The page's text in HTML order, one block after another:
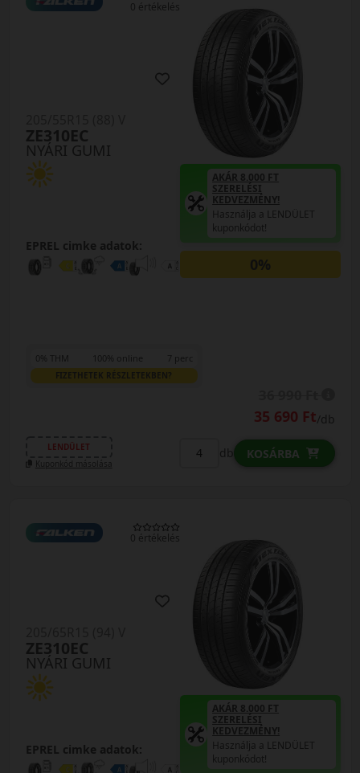
0 értékelés
NYÁRI GUMI
ZE310EC
EPREL cimke adatok:
AKÁR 8.000 FT
SZERELÉSI
KEDVEZMÉNY!
Használja a LENDÜLET
kuponkódot!
0%
0% THM 100% online 7 perc
FIZETHETEK RÉSZLETEKBEN?
35 690 Ft/db
LENDÜLET
Kuponkód másolása
db KOSÁRBA
0 értékelés
NYÁRI GUMI
ZE310EC
EPREL cimke adatok:
AKÁR 8.000 FT
SZERELÉSI
KEDVEZMÉNY!
Használja a LENDÜLET
kuponkódot!